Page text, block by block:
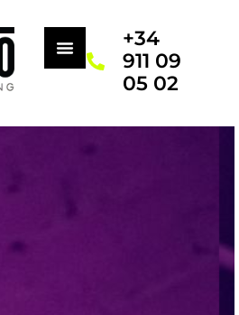
+34
911 09
05 02